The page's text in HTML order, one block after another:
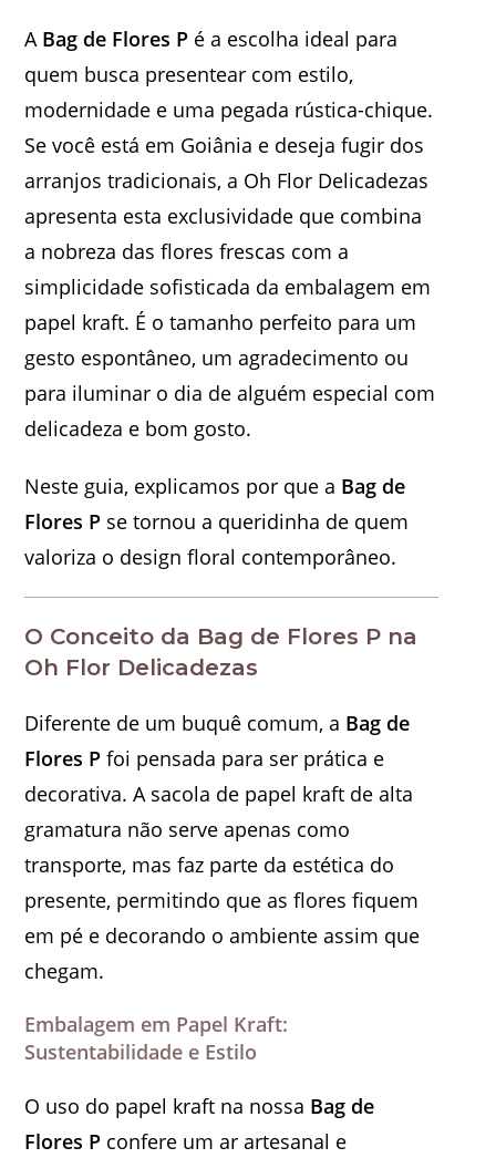
A Bag de Flores P é a escolha ideal para
quem busca presentear com estilo,
modernidade e uma pegada rústica-chique.
Se você está em Goiânia e deseja fugir dos
arranjos tradicionais, a Oh Flor Delicadezas
apresenta esta exclusividade que combina
a nobreza das flores frescas com a
simplicidade sofisticada da embalagem em
papel kraft. É o tamanho perfeito para um
gesto espontâneo, um agradecimento ou
para iluminar o dia de alguém especial com
delicadeza e bom gosto.
Neste guia, explicamos por que a Bag de
Flores P se tornou a queridinha de quem
valoriza o design floral contemporâneo.
O Conceito da Bag de Flores P na
Oh Flor Delicadezas
Diferente de um buquê comum, a Bag de
Flores P foi pensada para ser prática e
decorativa. A sacola de papel kraft de alta
gramatura não serve apenas como
transporte, mas faz parte da estética do
presente, permitindo que as flores fiquem
em pé e decorando o ambiente assim que
chegam.
Embalagem em Papel Kraft:
Sustentabilidade e Estilo
O uso do papel kraft na nossa Bag de
Flores P confere um ar artesanal e